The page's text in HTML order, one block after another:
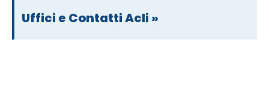
Uffici e Contatti Acli »